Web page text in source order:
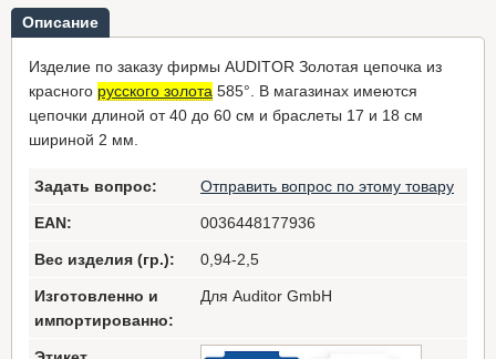
и браслет двойное
ро...
Описание
Изделие по заказу фирмы AUDITOR Золотая цепочка из
красного русского золота 585°. В магазинах имеются
цепочки длиной от 40 до 60 см и браслеты 17 и 18 см
шириной 2 мм.
Задать вопрос: Отправить вопрос по этому товару
EAN: 0036448177936
Вес изделия (гр.): 0,94-2,5
Изготовленно и
импортированно:
Для Auditor GmbH